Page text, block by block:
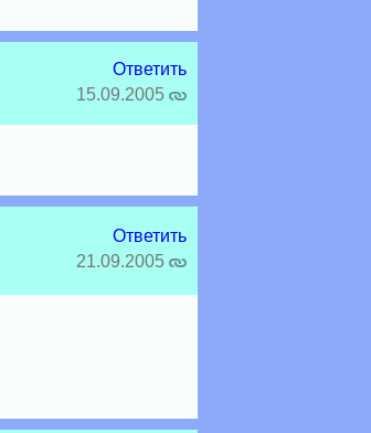
Ответить
15.09.2005
Ответить
21.09.2005